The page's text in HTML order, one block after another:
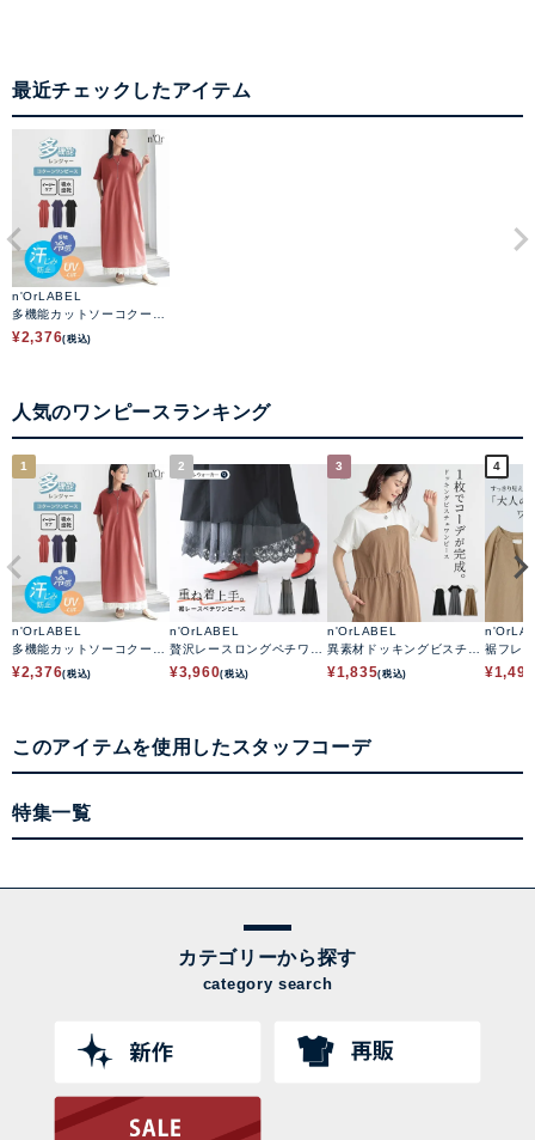
最近チェックしたアイテム
n'OrLABEL
多機能カットソーコクーン
ワンピース
¥2,376(税込)
人気のワンピースランキング
1
n'OrLABEL
多機能カットソーコクーン
ワンピース
¥2,376(税込)
2
n'OrLABEL
贅沢レースロングペチワン
ピース
¥3,960(税込)
3
n'OrLABEL
異素材ドッキングビスチェ
ワンピース
¥1,835(税込)
4
裾フレ
ース
¥1,493
このアイテムを使用したスタッフコーデ
特集一覧
カテゴリーから探す
category search